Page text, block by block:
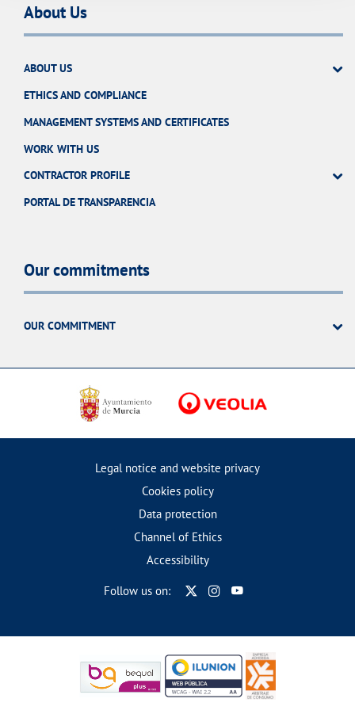
About Us
ABOUT US
ETHICS AND COMPLIANCE
MANAGEMENT SYSTEMS AND CERTIFICATES
WORK WITH US
CONTRACTOR PROFILE
PORTAL DE TRANSPARENCIA
Our commitments
OUR COMMITMENT
Legal notice and website privacy
Cookies policy
Data protection
Channel of Ethics
Accessibility
Follow us on: